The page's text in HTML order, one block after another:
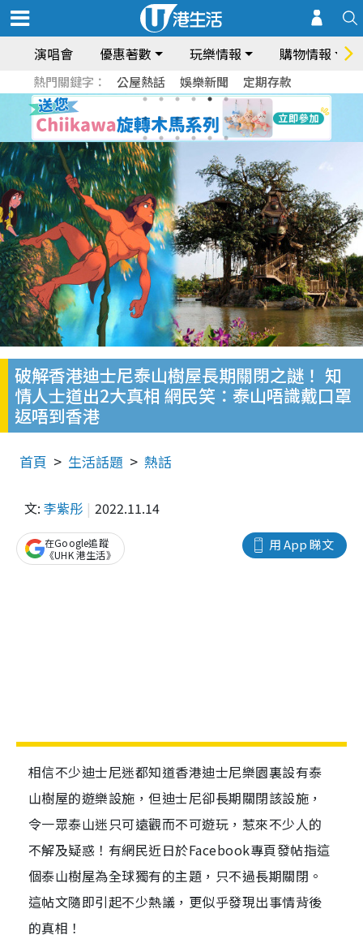
演唱會 優惠著數 玩樂情報 購物情報
熱門關鍵字： 公屋熱話 娛樂新聞 定期存款
破解香港迪士尼泰山樹屋長期關閉之謎！ 知
情人士道出2大真相 網民笑：泰山唔識戴口罩
返唔到香港
首頁 生活話題 熱話
文: 李紫彤 2022.11.14
用 App 睇文
在Google追蹤
《UHK 港生活》
相信不少迪士尼迷都知道香港迪士尼樂園裏設有泰
山樹屋的遊樂設施，但迪士尼卻長期關閉該設施，
令一眾泰山迷只可遠觀而不可遊玩，惹來不少人的
不解及疑惑！有網民近日於Facebook專頁發帖指這
個泰山樹屋為全球獨有的主題，只不過長期關閉。
這帖文隨即引起不少熱議，更似乎發現出事情背後
的真相！